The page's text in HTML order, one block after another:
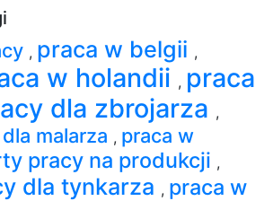
, praca w belgii ,
w holandii , praca
dla zbrojarza ,
malarza , praca w
pracy na produkcji ,
dla tynkarza , praca w